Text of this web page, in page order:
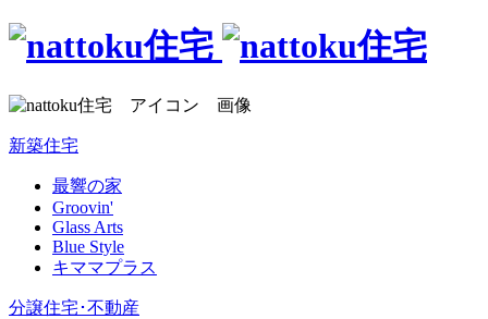
新築住宅
最響の家
Groovin'
Glass Arts
Blue Style
キママプラス
分譲住宅･不動産